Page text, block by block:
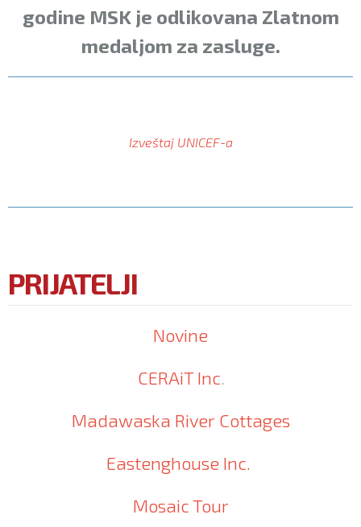
godine MSK je odlikovana Zlatnom
medaljom za zasluge.
Izveštaj UNICEF-a
PRIJATELJI
Novine
CERAiT Inc.
Madawaska River Cottages
Eastenghouse Inc.
Mosaic Tour